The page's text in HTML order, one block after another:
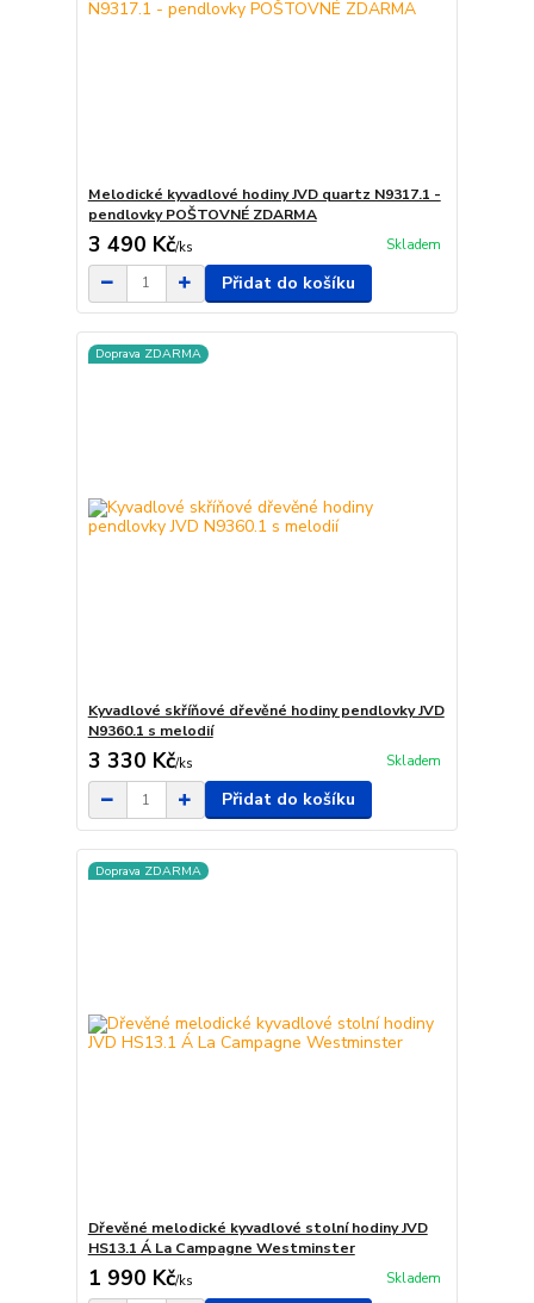
Melodické kyvadlové hodiny JVD quartz N9317.1 -
pendlovky POŠTOVNÉ ZDARMA
3 490 Kč/ks Skladem
Přidat do košíku
Doprava ZDARMA
Kyvadlové skříňové dřevěné hodiny pendlovky JVD
N9360.1 s melodií
3 330 Kč/ks Skladem
Přidat do košíku
Doprava ZDARMA
Dřevěné melodické kyvadlové stolní hodiny JVD
HS13.1 Á La Campagne Westminster
1 990 Kč/ks Skladem